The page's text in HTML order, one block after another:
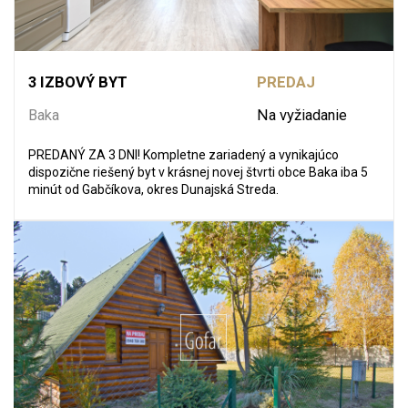
3 IZBOVÝ BYT
Baka
PREDAJ
Na vyžiadanie
PREDANÝ ZA 3 DNI! Kompletne zariadený a vynikajúco
dispozične riešený byt v krásnej novej štvrti obce Baka iba 5
minút od Gabčíkova, okres Dunajská Streda.